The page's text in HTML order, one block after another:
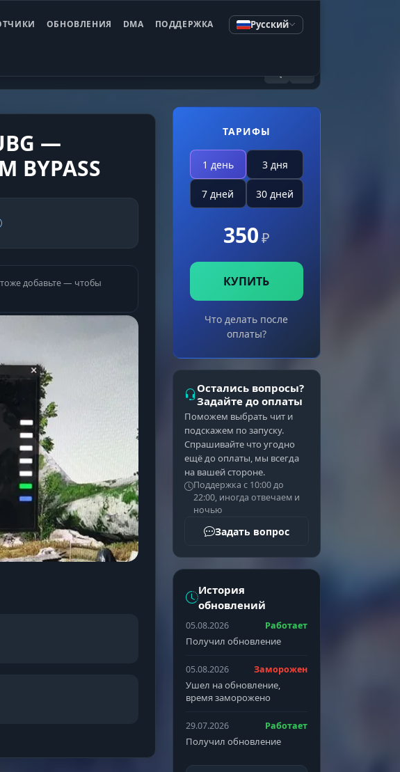
ОБНОВЛЕНИЯ DMA ПОДДЕРЖКА Русский
—
BYPASS
добавьте — чтобы
ТАРИФЫ
1 день 3 дня
7 дней 30 дней
350₽
КУПИТЬ
Что делать после
оплаты?
Остались вопросы?
Задайте до оплаты
Поможем выбрать чит и
подскажем по запуску.
Спрашивайте что угодно
ещё до оплаты, мы всегда
на вашей стороне.
Поддержка с 10:00 до
22:00, иногда отвечаем и
ночью
Задать вопрос
История
обновлений
05.08.2026 Работает
Получил обновление
05.08.2026 Заморожен
Ушел на обновление,
время заморожено
29.07.2026 Работает
Получил обновление